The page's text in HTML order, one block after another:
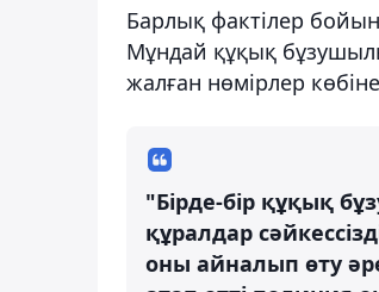
Барлық фактілер
Мұндай құқық
жалған нөмірлер
"Бірде-бір құқық
құралдар
оны айналып өту